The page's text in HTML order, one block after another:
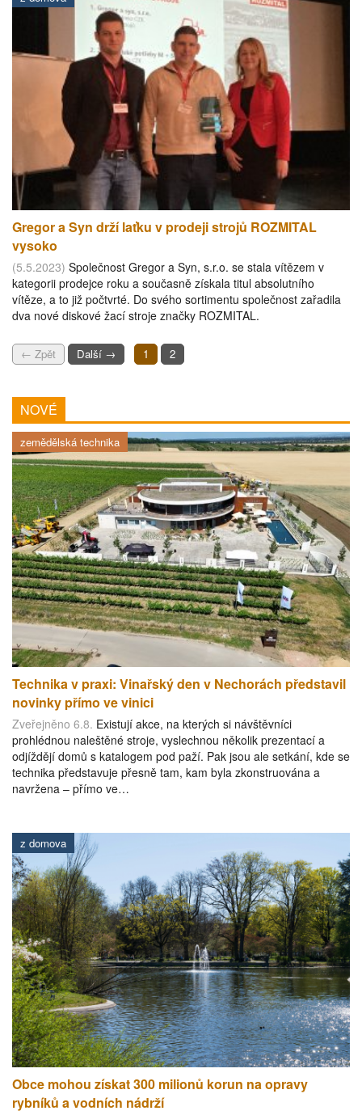
Gregor a Syn drží laťku v prodeji strojů ROZMITAL
vysoko
(5.5.2023) Společnost Gregor a Syn, s.r.o. se stala vítězem v
kategorii prodejce roku a současně získala titul absolutního
vítěze, a to již počtvrté. Do svého sortimentu společnost zařadila
dva nové diskové žací stroje značky ROZMITAL.
← Zpět Další → 1 2
NOVÉ
zemědělská technika
Technika v praxi: Vinařský den v Nechorách představil
novinky přímo ve vinici
Zveřejněno 6.8. Existují akce, na kterých si návštěvníci
prohlédnou naleštěné stroje, vyslechnou několik prezentací a
odjíždějí domů s katalogem pod paží. Pak jsou ale setkání, kde se
technika představuje přesně tam, kam byla zkonstruována a
navržena – přímo ve…
z domova
Obce mohou získat 300 milionů korun na opravy
rybníků a vodních nádrží